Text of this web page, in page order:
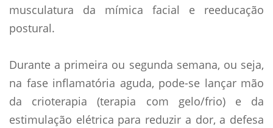
musculatura da mímica facial e reeducação
postural.
Durante a primeira ou segunda semana, ou seja,
na fase inflamatória aguda, pode-se lançar mão
da crioterapia (terapia com gelo/frio) e da
estimulação elétrica para reduzir a dor, a defesa